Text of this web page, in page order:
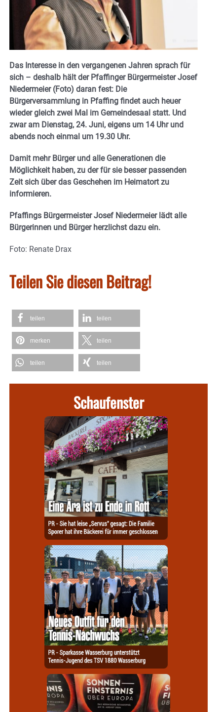
Das Interesse in den vergangenen Jahren sprach für
sich – deshalb hält der Pfaffinger Bürgermeister Josef
Niedermeier (Foto) daran fest: Die
Bürgerversammlung in Pfaffing findet auch heuer
wieder gleich zwei Mal im Gemeindesaal statt. Und
zwar am Dienstag, 24. Juni, eigens um 14 Uhr und
abends noch einmal um 19.30 Uhr.
Damit mehr Bürger und alle Generationen die
Möglichkeit haben, zu der für sie besser passenden
Zeit sich über das Geschehen im Heimatort zu
informieren.
Pfaffings Bürgermeister Josef Niedermeier lädt alle
Bürgerinnen und Bürger herzlichst dazu ein.
Foto: Renate Drax
Teilen Sie diesen Beitrag!
teilen teilen
merken teilen
teilen teilen
Schaufenster